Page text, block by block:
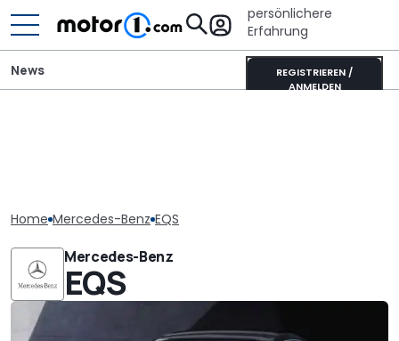
persönlichere
Erfahrung
REGISTRIEREN /
ANMELDEN
News
Home Mercedes-Benz EQS
Mercedes-Benz
EQS